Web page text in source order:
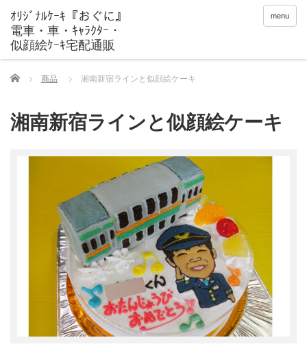
menu
Home 商品 湘南新宿ラインと似顔絵ケーキ
湘南新宿ラインと似顔絵ケーキ